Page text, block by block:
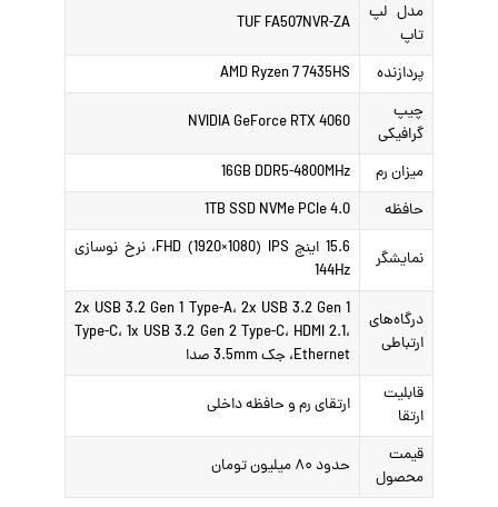
مدل لپ
تاپ
TUF FA507NVR-ZA
پردازنده
AMD Ryzen 7 7435HS
چیپ
گرافیکی
NVIDIA GeForce RTX 4060
میزان رم
16GB DDR5-4800MHz
حافظه
1TB SSD NVMe PCIe 4.0
نمایشگر
15.6 اینچ FHD (1920×1080) IPS، نرخ نوسازی
144Hz
درگاه‌های
ارتباطی
2x USB 3.2 Gen 1 Type-A، 2x USB 3.2 Gen 1
Type-C، 1x USB 3.2 Gen 2 Type-C، HDMI 2.1،
Ethernet، جک 3.5mm صدا
قابلیت
ارتقا
ارتقای رم و حافظه داخلی
قیمت
محصول
حدود ۸۰ میلیون تومان